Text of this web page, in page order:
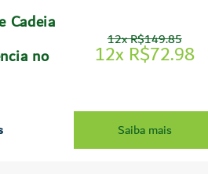
Cadeia
no
12x R$149.85
12x R$72.98
Saiba mais